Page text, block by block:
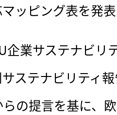
ッピング表を発
企業サステナビリ
ステナビリティ
らの提言を基に、